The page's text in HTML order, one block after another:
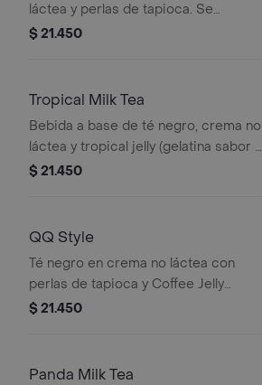
láctea y perlas de tapioca. Se
recomienda poca azúcar.
$ 21.450
Tropical Milk Tea
Bebida a base de té negro, crema no
láctea y tropical jelly (gelatina sabor a
piña). Se recomienda poca azúcar.
$ 21.450
QQ Style
Té negro en crema no láctea con
perlas de tapioca y Coffee Jelly
(gelatina de café).
$ 21.450
Panda Milk Tea